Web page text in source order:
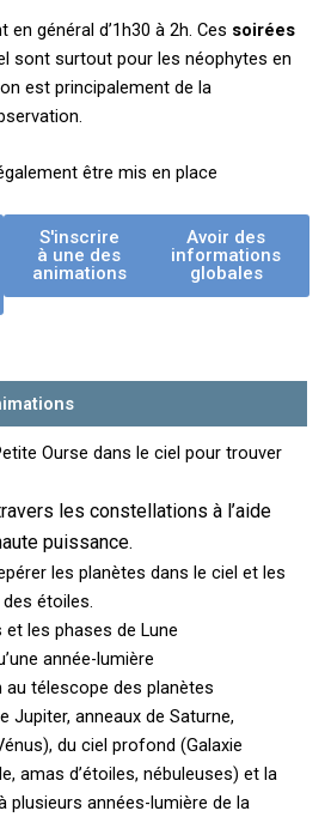
général d’1h30 à 2h. Ces soirées
sont surtout pour les néophytes en
est principalement de la
être mis en place
S'inscrire
à une des
animations
Avoir des
informations
globales
Ourse dans le ciel pour trouver
les constellations à l’aide
puissance.
les planètes dans le ciel et les
étoiles.
et les phases de Lune
année-lumière
au télescope des planètes
Jupiter, anneaux de Saturne,
du ciel profond (Galaxie
amas d’étoiles, nébuleuses) et la
plusieurs années-lumière de la